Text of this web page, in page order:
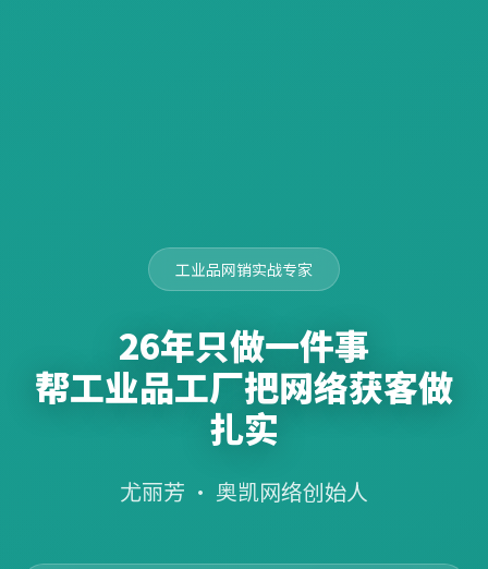
工业品网销实战专家
26年只做一件事
帮工业品工厂把网络获客做
扎实
尤丽芳 · 奥凯网络创始人